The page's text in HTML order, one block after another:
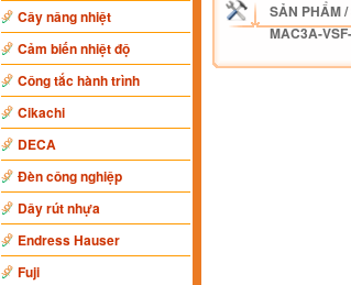
Cây nâng nhiệt
Cảm biến nhiệt độ
Công tắc hành trình
Cikachi
DECA
Đèn công nghiệp
Dây rút nhựa
Endress Hauser
Fuji
SẢN PHẨM/
MAC3A-